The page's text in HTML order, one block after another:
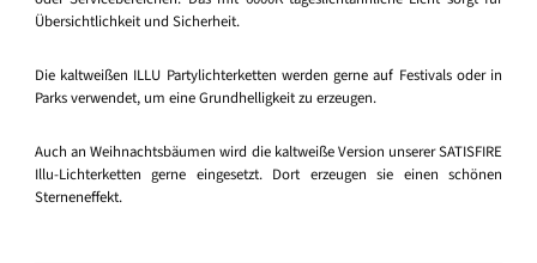
Übersichtlichkeit und Sicherheit.
Die kaltweißen ILLU Partylichterketten werden gerne auf Festivals oder in
Parks verwendet, um eine Grundhelligkeit zu erzeugen.
Auch an Weihnachtsbäumen wird die kaltweiße Version unserer SATISFIRE
Illu-Lichterketten gerne eingesetzt. Dort erzeugen sie einen schönen
Sterneneffekt.